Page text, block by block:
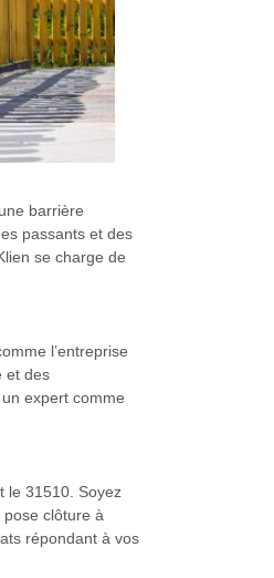
barrière
passants et des
se charge de
l’entreprise
et des
expert comme
le 31510. Soyez
pose clôture à
répondant à vos